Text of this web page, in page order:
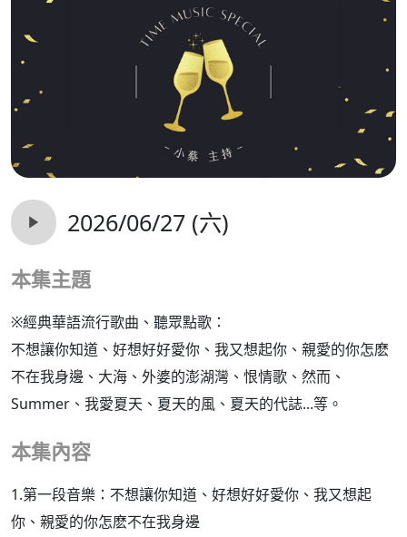
2026/06/27 (六)
本集主題
※經典華語流行歌曲、聽眾點歌：
不想讓你知道、好想好好愛你、我又想起你、親愛的你怎麽
不在我身邊、大海、外婆的澎湖灣、恨情歌、然而、
Summer、我愛夏天、夏天的風、夏天的代誌...等。
本集內容
1.第一段音樂：不想讓你知道、好想好好愛你、我又想起
你、親愛的你怎麽不在我身邊